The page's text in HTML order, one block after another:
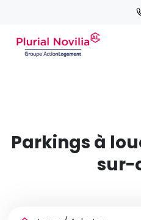
Parkings à
sur-